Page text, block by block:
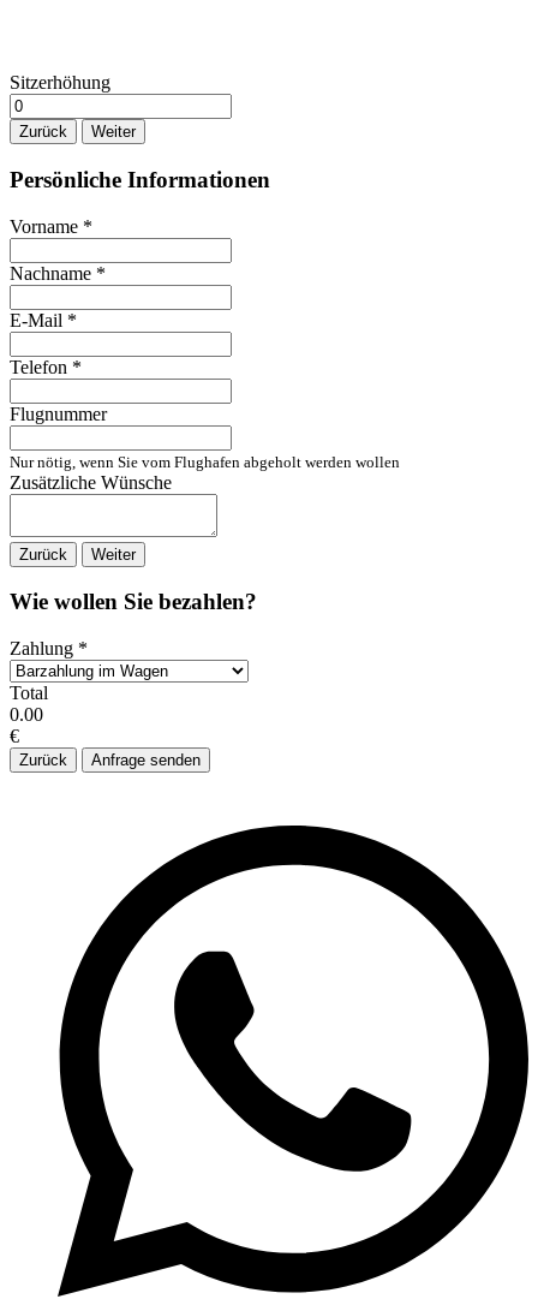
Sitzerhöhung
Zurück Weiter
Persönliche Informationen
Vorname *
Nachname *
E-Mail *
Telefon *
Flugnummer
Nur nötig, wenn Sie vom Flughafen abgeholt werden wollen
Zusätzliche Wünsche
Zurück Weiter
Wie wollen Sie bezahlen?
Zahlung *
Total
0.00
€
Zurück Anfrage senden